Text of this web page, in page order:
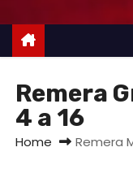
Remera
4 a 16
Home Remera